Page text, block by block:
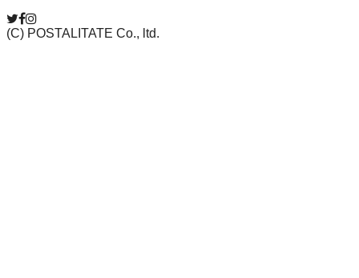
(C) POSTALITATE Co., ltd.